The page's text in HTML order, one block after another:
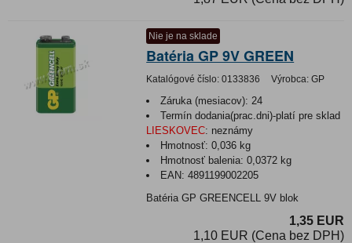
Nie je na sklade
Batéria GP 9V GREEN
Katalógové číslo: 0133836 Výrobca: GP
Záruka (mesiacov): 24
Termín dodania(prac.dni)-platí pre sklad
LIESKOVEC: neznámy
Hmotnosť:0,036 kg
Hmotnosť balenia:0,0372 kg
EAN:4891199002205
Batéria GP GREENCELL 9V blok
1,35 EUR
1,10 EUR (Cena bez DPH)